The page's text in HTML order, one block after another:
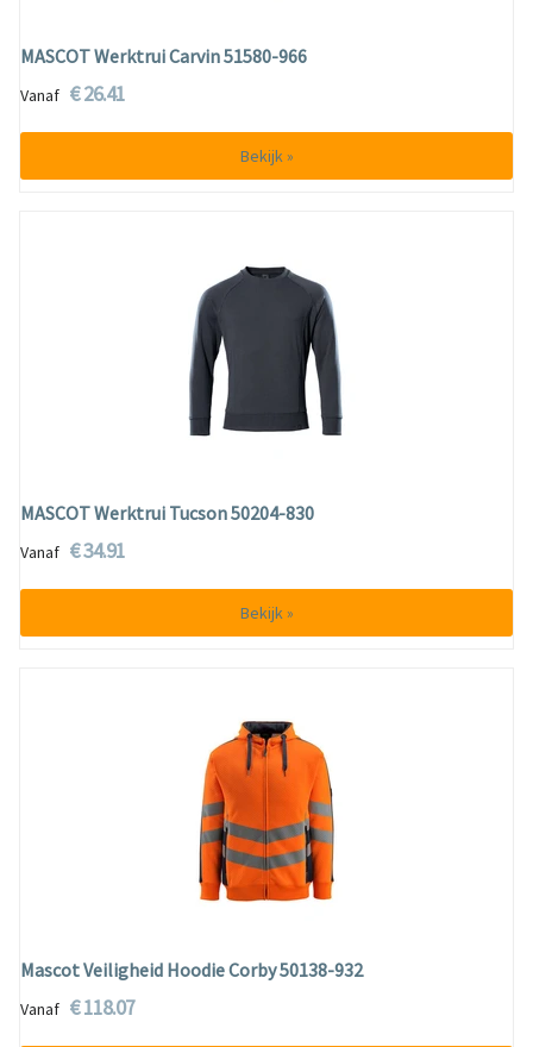
MASCOT Werktrui Carvin 51580-966
Vanaf € 26.41
Bekijk »
MASCOT Werktrui Tucson 50204-830
Vanaf € 34.91
Bekijk »
Mascot Veiligheid Hoodie Corby 50138-932
Vanaf € 118.07